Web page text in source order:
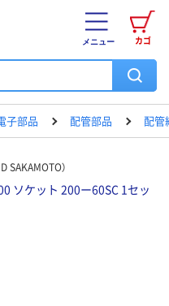
カゴ
メニュー
子部品 配管部品 配管
SAKAMOTO）
ソケット 200ー60SC 1セッ